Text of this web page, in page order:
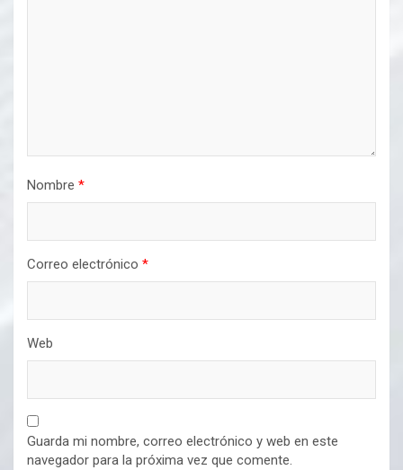
Nombre *
Correo electrónico *
Web
Guarda mi nombre, correo electrónico y web en este
navegador para la próxima vez que comente.